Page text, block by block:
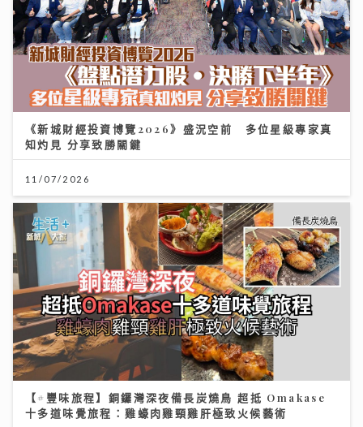
《新城財經投資博覽2026》盛況空前 多位星級專家真
知灼見 分享致勝關鍵
11/07/2026
【#豐味旅程】銅鑼灣深夜備長炭燒鳥 超抵 Omakase
十多道味覺旅程：雞蠔肉雞頸雞肝極致火候藝術